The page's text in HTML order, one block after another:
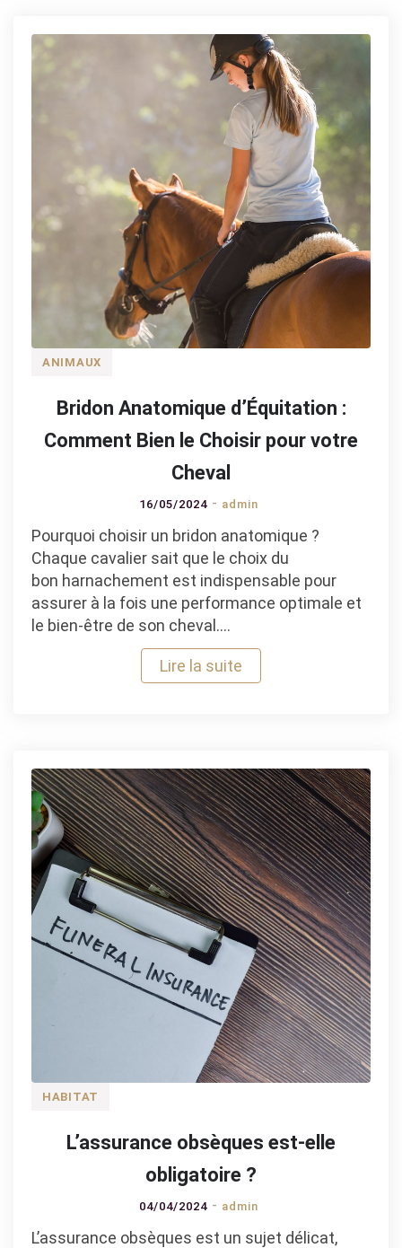
ANIMAUX
Bridon Anatomique d’Équitation :
Comment Bien le Choisir pour votre
Cheval
16/05/2024 admin
Pourquoi choisir un bridon anatomique ?
Chaque cavalier sait que le choix du
bon harnachement est indispensable pour
assurer à la fois une performance optimale et
le bien-être de son cheval.…
Lire la suite
HABITAT
L’assurance obsèques est-elle
obligatoire ?
04/04/2024 admin
L’assurance obsèques est un sujet délicat,